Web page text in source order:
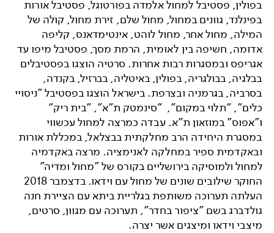
בפולין, פסטיבל למחול אלמדה בפורטוגל, פסטיבל אורות
בפינלנד, גוונים במחול, מחול שלם, זירת מחול, קולה של
המילה, מחול אחר, מחול לוהט, אינטימדאנס, קליפה
אדומה, חשיפה בין לאומית, הרמת מסך, פסטיבל מיפו עד
אגריפס ובמסגרות רבות אחרות. סרטיה הוצגו בפסטיבלים
בבלגיה, בבולגריה, בפולין, באיטליה, בברזיל, בקנדה,
בסרביה, בגרמניה ובצרפת. בישראל הוצגו בפסטיבל "ניסויי
כלים", "תלוי במקום", "סינמטק ת"א", "בית ריק"
ו"אפוס" במוזאון ת"א. עבדה כמרצה למחול עכשווי
במסגרת היחידה הרב מחלקתית בבצלאל, במכללת אורות
ובאקדמית ספיר במחלקה לאנימציה. מרצה באקדמיה
למחול ולמוסיקה בירושליים בקורס של "מחול ומדיה"
החוקר שילובים שונים של מחול עם וידאו. בדצמבר 2018
העלתה תערוכה משותפת בגלריית ביתא עם הציירת חנה
גולדברג בשם "ציפור בחדר", תערוכה עם מגוון, סרטים,
מיצבי וידאו ומיצגים אשר יצרה.